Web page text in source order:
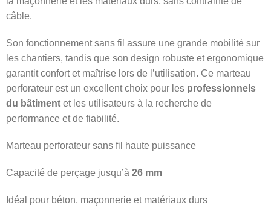
câble.
Son fonctionnement sans fil assure une grande mobilité sur
les chantiers, tandis que son design robuste et ergonomique
garantit confort et maîtrise lors de l’utilisation. Ce marteau
perforateur est un excellent choix pour les professionnels
du bâtiment et les utilisateurs à la recherche de
performance et de fiabilité.
Marteau perforateur sans fil haute puissance
Capacité de perçage jusqu’à 26 mm
Idéal pour béton, maçonnerie et matériaux durs